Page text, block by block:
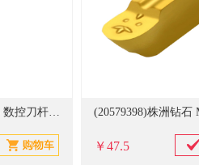
(20585294)鸿晟 MGR4R0.1L15 数控刀杆(单位：支)
￥47.5